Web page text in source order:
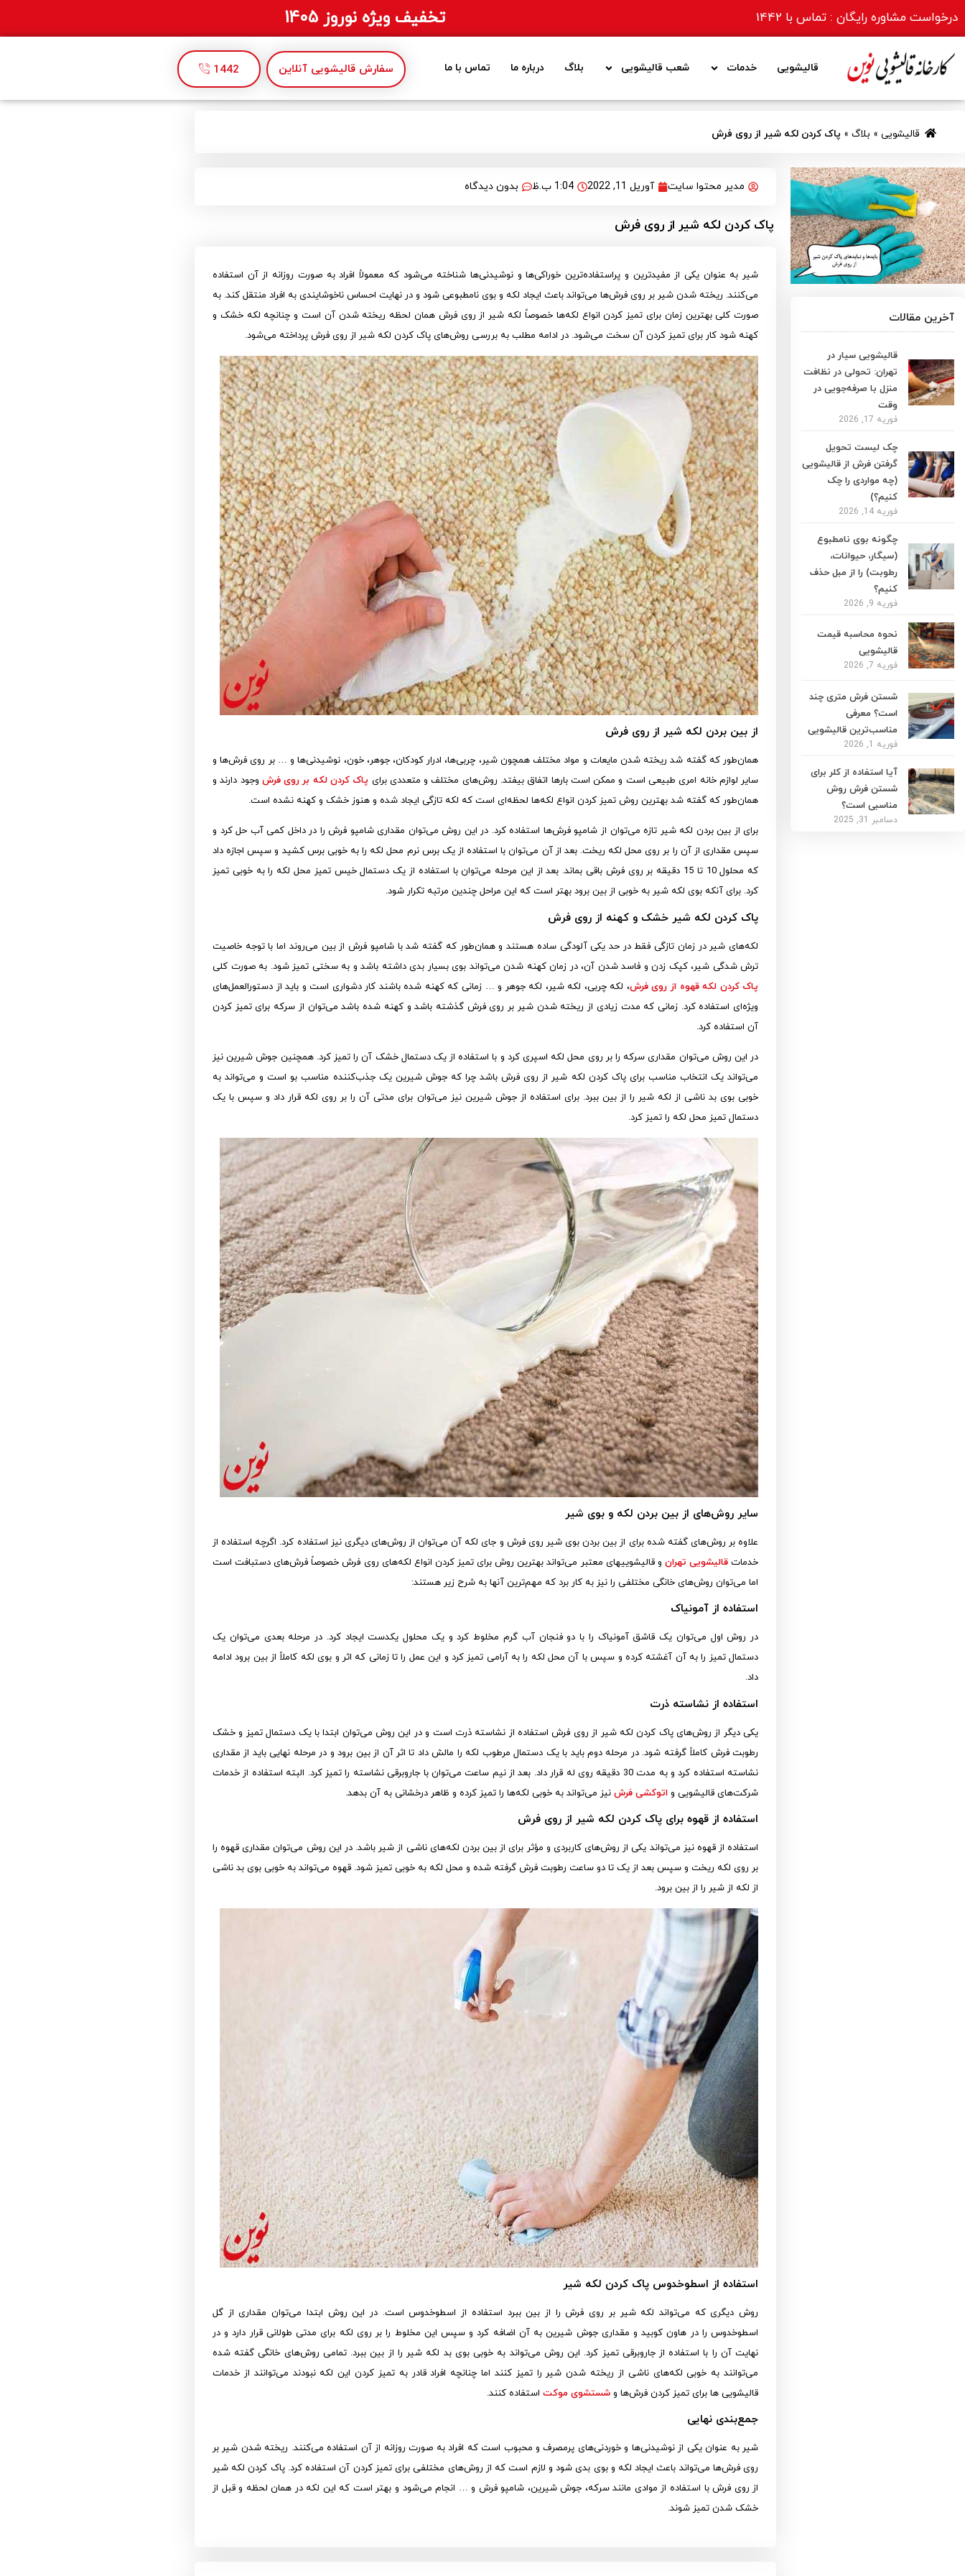
درخواست مشاوره رایگان : تماس با 1442 تخفیف ویژه نوروز 1405
سفارش قالیشویی آنلاین 1442 قالیشویی خدمات شعب قالیشویی بلاگ درباره ما تماس با ما
قالیشویی » بلاگ » پاک کردن لکه شیر از روی فرش
آخرین مقالات
قالیشویی سیار در
تهران: تحولی در نظافت
منزل با صرفه‌جویی در
وقت
فوریه 17, 2026
چک لیست تحویل
گرفتن فرش از قالیشویی
(چه مواردی را چک
کنیم؟)
فوریه 14, 2026
چگونه بوی نامطبوع
(سیگار، حیوانات،
رطوبت) را از مبل حذف
کنیم؟
فوریه 9, 2026
نحوه محاسبه قیمت
قالیشویی
فوریه 7, 2026
شستن فرش متری چند
است؟ معرفی
مناسب‌ترین قالیشویی
فوریه 1, 2026
آیا استفاده از کلر برای
شستن فرش روش
مناسبی است؟
دسامبر 31, 2025
مدیر محتوا سایت آوریل 11, 2022 1:04 ب.ظ بدون دیدگاه
پاک کردن لکه شیر از روی فرش
شیر به عنوان یکی از مفیدترین و پراستفاده‌ترین خوراکی‌ها و نوشیدنی‌ها شناخته می‌شود که معمولاً افراد به صورت روزانه از آن استفاده
می‌کنند. ریخته شدن شیر بر روی فرش‌ها می‌تواند باعث ایجاد لکه و بوی نامطبوعی شود و در نهایت احساس ناخوشایندی به افراد منتقل کند. به
صورت کلی بهترین زمان برای تمیز کردن انواع لکه‌ها خصوصاً لکه شیر از روی فرش همان لحظه ریخته شدن آن است و چنانچه لکه خشک و
کهنه شود کار برای تمیز کردن آن سخت می‌شود. در ادامه مطلب به بررسی روش‌های پاک کردن لکه شیر از روی فرش پرداخته می‌شود.
از بین بردن لکه شیر از روی فرش
همان‌طور که گفته شد ریخته شدن مایعات و مواد مختلف همچون شیر، چربی‌ها، ادرار کودکان، جوهر، خون، نوشیدنی‌ها و … بر روی فرش‌ها و
سایر لوازم خانه امری طبیعی است و ممکن است بارها اتفاق بیفتد. روش‌های مختلف و متعددی برای پاک کردن لکه بر روی فرش وجود دارند و
همان‌طور که گفته شد بهترین روش تمیز کردن انواع لکه‌ها لحظه‌ای است که لکه تازگی ایجاد شده و هنوز خشک و کهنه نشده است.
برای از بین بردن لکه شیر تازه می‌توان از شامپو فرش‌ها استفاده کرد. در این روش می‌توان مقداری شامپو فرش را در داخل کمی آب حل کرد و
سپس مقداری از آن را بر روی محل لکه ریخت. بعد از آن می‌توان با استفاده از یک برس نرم محل لکه را به خوبی برس کشید و سپس اجازه داد
که محلول 10 تا 15 دقیقه بر روی فرش باقی بماند. بعد از این مرحله می‌توان با استفاده از یک دستمال خیس تمیز محل لکه را به خوبی تمیز
کرد. برای آنکه بوی لکه شیر به خوبی از بین برود بهتر است که این مراحل چندین مرتبه تکرار شود.
پاک کردن لکه شیر خشک و کهنه از روی فرش
لکه‌های شیر در زمان تازگی فقط در حد یکی آلودگی ساده هستند و همان‌طور که گفته شد با شامپو فرش از بین می‌روند اما با توجه خاصیت
ترش شدگی شیر، کپک زدن و فاسد شدن آن، در زمان کهنه شدن می‌تواند بوی بسیار بدی داشته باشد و به سختی تمیز شود. به صورت کلی
پاک کردن لکه قهوه از روی فرش، لکه چربی، لکه شیر، لکه جوهر و … زمانی که کهنه شده باشند کار دشواری است و باید از دستورالعمل‌های
ویژه‌ای استفاده کرد. زمانی که مدت زیادی از ریخته شدن شیر بر روی فرش گذشته باشد و کهنه شده باشد می‌توان از سرکه برای تمیز کردن
آن استفاده کرد.
در این روش می‌توان مقداری سرکه را بر روی محل لکه اسپری کرد و با استفاده از یک دستمال خشک آن را تمیز کرد. همچنین جوش شیرین نیز
می‌تواند یک انتخاب مناسب برای پاک کردن لکه شیر از روی فرش باشد چرا که جوش شیرین یک جذب‌کننده مناسب بو است و می‌تواند به
خوبی بوی بد ناشی از لکه شیر را از بین ببرد. برای استفاده از جوش شیرین نیز می‌توان برای مدتی آن را بر روی لکه قرار داد و سپس با یک
دستمال تمیز محل لکه را تمیز کرد.
سایر روش‌های از بین بردن لکه و بوی شیر
علاوه بر روش‌های گفته شده برای از بین بردن بوی شیر روی فرش و جای لکه آن می‌توان از روش‌های دیگری نیز استفاده کرد. اگرچه استفاده از
خدمات قالیشویی تهران
و قالیشویی‎های معتبر می‌تواند بهترین روش برای تمیز کردن انواع لکه‌های روی فرش خصوصاً فرش‌های دستبافت است
اما می‌توان روش‌های خانگی مختلفی را نیز به کار برد که مهم‌ترین آنها به شرح زیر هستند:
استفاده از آمونیاک
در روش اول می‌توان یک قاشق آمونیاک را با دو فنجان آب گرم مخلوط کرد و یک محلول یکدست ایجاد کرد. در مرحله بعدی می‌توان یک
دستمال تمیز را به آن آغشته کرده و سپس با آن محل لکه را به آرامی تمیز کرد و این عمل را تا زمانی که اثر و بوی لکه کاملاً از بین برود ادامه
داد.
استفاده از نشاسته ذرت
یکی دیگر از روش‌های پاک کردن لکه شیر از روی فرش استفاده از نشاسته ذرت است و در این روش می‌توان ابتدا با یک دستمال تمیز و خشک
رطوبت فرش کاملاً گرفته شود. در مرحله دوم باید با یک دستمال مرطوب لکه را مالش داد تا اثر آن از بین برود و در مرحله نهایی باید از مقداری
نشاسته استفاده کرد و به مدت 30 دقیقه روی له قرار داد. بعد از نیم ساعت می‌توان با جاروبرقی نشاسته را تمیز کرد. البته استفاده از خدمات
شرکت‌های قالیشویی و اتوکشی فرشنیز می‌تواند به خوبی لکه‌ها را تمیز کرده و ظاهر درخشانی به آن بدهد.
استفاده از قهوه برای پاک کردن لکه شیر از روی فرش
استفاده از قهوه نیز می‌تواند یکی از روش‌های کاربردی و مؤثر برای از بین بردن لکه‌های ناشی از شیر باشد. در این روش می‌توان مقداری قهوه را
بر روی لکه ریخت و سپس بعد از یک تا دو ساعت رطوبت فرش گرفته شده و محل لکه به خوبی تمیز شود. قهوه می‌تواند به خوبی بوی بد ناشی
از لکه از شیر را از بین برود.
استفاده از اسطوخدوس پاک کردن لکه شیر
روش دیگری که می‌تواند لکه شیر بر روی فرش را از بین ببرد استفاده از اسطوخدوس است. در این روش ابتدا می‌توان مقداری از گل
اسطوخدوس را در هاون کوبید و مقداری جوش شیرین به آن اضافه کرد و سپس این مخلوط را بر روی لکه برای مدتی طولانی قرار دارد و در
نهایت آن را با استفاده از جاروبرقی تمیز کرد. این روش می‌تواند به خوبی بوی بد لکه شیر را از بین ببرد. تمامی روش‌های خانگی گفته شده
می‌توانند به خوبی لکه‌های ناشی از ریخته شدن شیر را تمیز کنند اما چنانچه افراد قادر به تمیز کردن این لکه نبودند می‌توانند از خدمات
قالیشویی ها برای تمیز کردن فرش‌ها و شستشوی موکتاستفاده کنند.
جمع‌بندی نهایی
شیر به عنوان یکی از نوشیدنی‌ها و خوردنی‌های پرمصرف و محبوب است که افراد به صورت روزانه از آن استفاده می‌کنند. ریخته شدن شیر بر
روی فرش‌ها می‌تواند باعث ایجاد لکه و بوی بدی شود و لازم است که از روش‌های مختلفی برای تمیز کردن آن استفاده کرد. پاک کردن لکه شیر
از روی فرش با استفاده از موادی مانند سرکه، جوش شیرین، شامپو فرش و … انجام می‌شود و بهتر است که این لکه در همان لحظه و قبل از
خشک شدن تمیز شوند.